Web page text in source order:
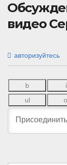
видео
авторизуйтесь